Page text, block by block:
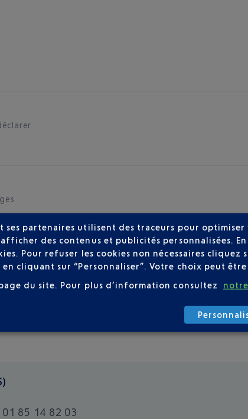
Côte d'Azur
30 °C
01 85 14 82 03
ses partenaires utilisent des traceurs pour
des contenus et publicités personnalisées.
Pour refuser les cookies non nécessaires cliquez
cliquant sur “Personnaliser”. Votre choix peut
du site. Pour plus d’information consultez